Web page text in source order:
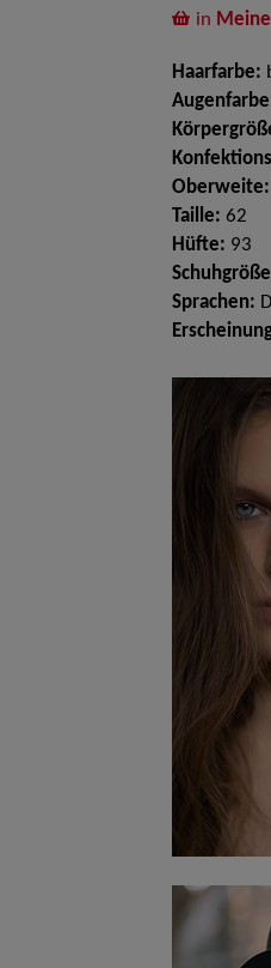
in
Haarfarbe:
Oberweite:
Taille: 62
Hüfte: 93
Sprachen: